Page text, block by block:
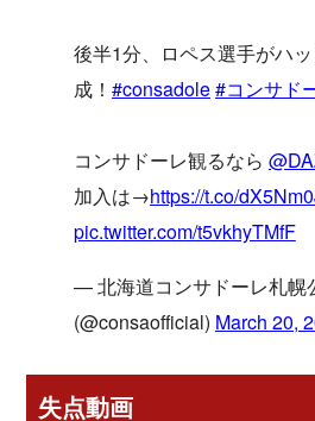
後半1分、ロペス選手がハ
成！#consadole#コンサド
コンサドーレ観るなら
加入は→https://t.co/
pic.twitter.com/t5vkhyTMfF
— 北海道コンサドーレ札幌
(@consaofficial) March 20,
失点動画